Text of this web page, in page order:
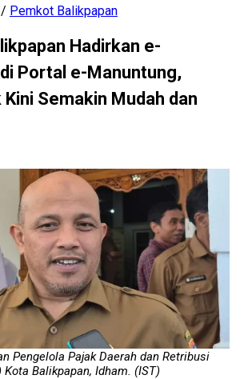
/ Pemkot Balikpapan
Hadirkan e-
Portal e-Manuntung,
Kini Semakin Mudah dan
Pengelola Pajak Daerah dan Retribusi
Kota Balikpapan, Idham. (IST)